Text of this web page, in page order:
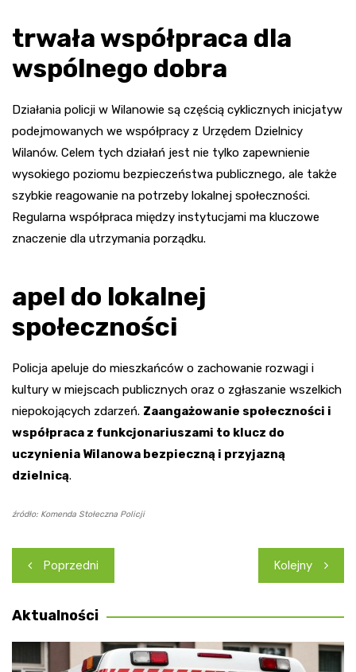
trwała współpraca dla
wspólnego dobra
Działania policji w Wilanowie są częścią cyklicznych inicjatyw
podejmowanych we współpracy z Urzędem Dzielnicy
Wilanów. Celem tych działań jest nie tylko zapewnienie
wysokiego poziomu bezpieczeństwa publicznego, ale także
szybkie reagowanie na potrzeby lokalnej społeczności.
Regularna współpraca między instytucjami ma kluczowe
znaczenie dla utrzymania porządku.
apel do lokalnej
społeczności
Policja apeluje do mieszkańców o zachowanie rozwagi i
kultury w miejscach publicznych oraz o zgłaszanie wszelkich
niepokojących zdarzeń. Zaangażowanie społeczności i
współpraca z funkcjonariuszami to klucz do
uczynienia Wilanowa bezpieczną i przyjazną
dzielnicą.
źródło: Komenda Stołeczna Policji
Nawigacja
wpisu
Poprzedni Kolejny
Aktualności